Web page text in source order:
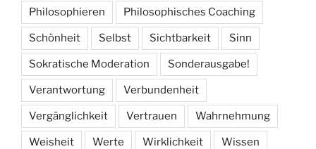
Philosophieren Philosophisches Coaching
Schönheit Selbst Sichtbarkeit Sinn
Sokratische Moderation Sonderausgabe!
Verantwortung Verbundenheit
Vergänglichkeit Vertrauen Wahrnehmung
Weisheit Werte Wirklichkeit Wissen